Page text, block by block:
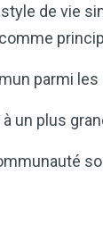
de vie
parmi
un plus